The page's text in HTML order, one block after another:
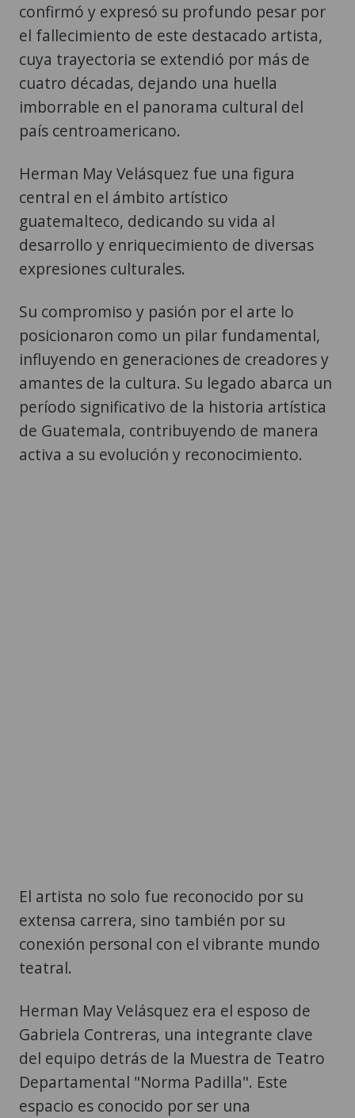
confirmó y expresó su profundo pesar por
el fallecimiento de este destacado artista,
cuya trayectoria se extendió por más de
cuatro décadas, dejando una huella
imborrable en el panorama cultural del
país centroamericano.
Herman May Velásquez fue una figura
central en el ámbito artístico
guatemalteco, dedicando su vida al
desarrollo y enriquecimiento de diversas
expresiones culturales.
Su compromiso y pasión por el arte lo
posicionaron como un pilar fundamental,
influyendo en generaciones de creadores y
amantes de la cultura. Su legado abarca un
período significativo de la historia artística
de Guatemala, contribuyendo de manera
activa a su evolución y reconocimiento.
El artista no solo fue reconocido por su
extensa carrera, sino también por su
conexión personal con el vibrante mundo
teatral.
Herman May Velásquez era el esposo de
Gabriela Contreras, una integrante clave
del equipo detrás de la Muestra de Teatro
Departamental "Norma Padilla". Este
espacio es conocido por ser una